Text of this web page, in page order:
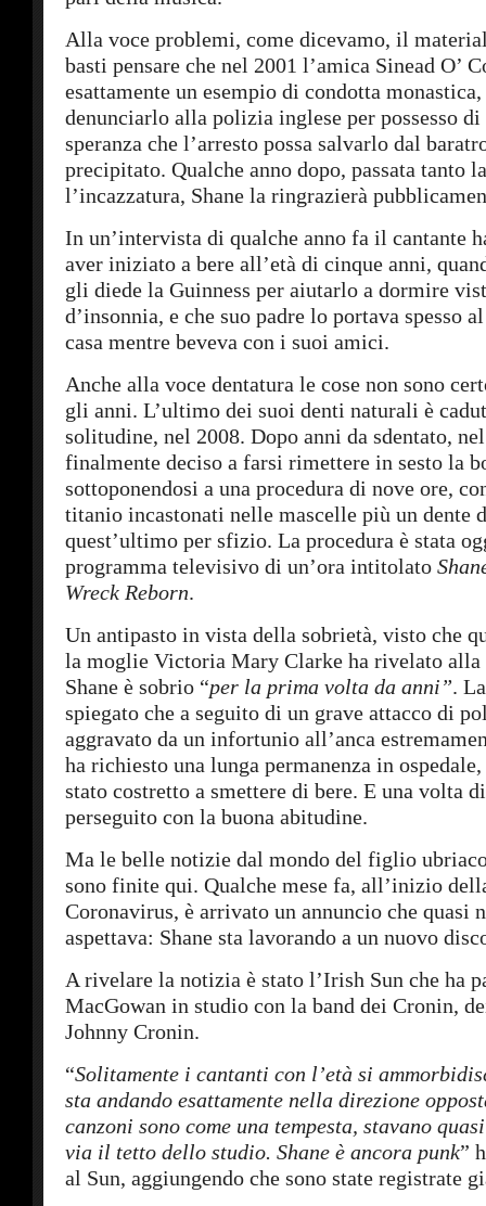
Alla voce problemi, come dicevamo, il
basti pensare che nel 2001 l’amica Sinead O’
esattamente un esempio di condotta
denunciarlo alla polizia inglese per possesso
speranza che l’arresto possa salvarlo dal
precipitato. Qualche anno dopo, passata tanto
l’incazzatura, Shane la ringrazierà
In un’intervista di qualche anno fa il cantante
aver iniziato a bere all’età di cinque anni,
gli diede la Guinness per aiutarlo a dormire
d’insonnia, e che suo padre lo portava spesso
casa mentre beveva con i suoi amici.
Anche alla voce dentatura le cose non sono
gli anni. L’ultimo dei suoi denti naturali è
solitudine, nel 2008. Dopo anni da sdentato,
finalmente deciso a farsi rimettere in sesto la
sottoponendosi a una procedura di nove ore,
titanio incastonati nelle mascelle più un dente
quest’ultimo per sfizio. La procedura è stata
programma televisivo di un’ora intitolato
Wreck Reborn.
Un antipasto in vista della sobrietà, visto che
la moglie Victoria Mary Clarke ha rivelato alla
Shane è sobrio “per la prima volta da anni”.
spiegato che a seguito di un grave attacco di
aggravato da un infortunio all’anca
ha richiesto una lunga permanenza in
stato costretto a smettere di bere. E una volta
perseguito con la buona abitudine.
Ma le belle notizie dal mondo del figlio
sono finite qui. Qualche mese fa, all’inizio
Coronavirus, è arrivato un annuncio che quasi
aspettava: Shane sta lavorando a un nuovo
A rivelare la notizia è stato l’Irish Sun che ha
MacGowan in studio con la band dei Cronin,
Johnny Cronin.
“Solitamente i cantanti con l’età si
sta andando esattamente nella direzione
canzoni sono come una tempesta, stavano
via il tetto dello studio. Shane è ancora punk”
al Sun, aggiungendo che sono state registrate